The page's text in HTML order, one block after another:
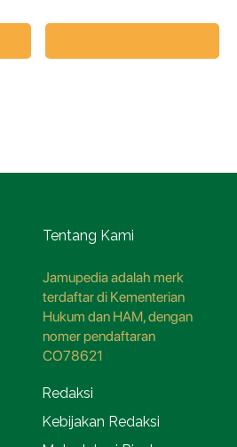
Tentang Kami
Jamupedia adalah merk
terdaftar di Kementerian
Hukum dan HAM, dengan
nomer pendaftaran
CO78621
Redaksi
Kebijakan Redaksi